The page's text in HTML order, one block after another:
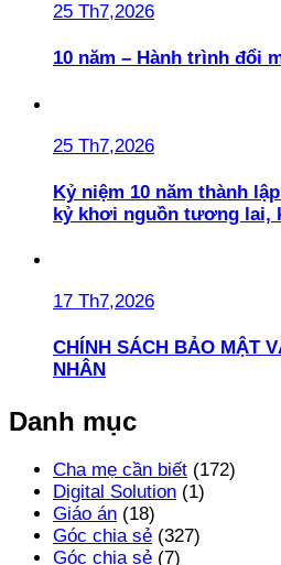
25 Th7,2026
10 năm – Hành trình đổi
25 Th7,2026
Kỷ niệm 10 năm thành
kỷ khơi nguồn tương lai,
17 Th7,2026
CHÍNH SÁCH BẢO MẬT
NHÂN
Danh mục
Cha mẹ cần biết (172)
Digital Solution (1)
Giáo án (18)
Góc chia sẻ (327)
Góc chia sẻ (7)